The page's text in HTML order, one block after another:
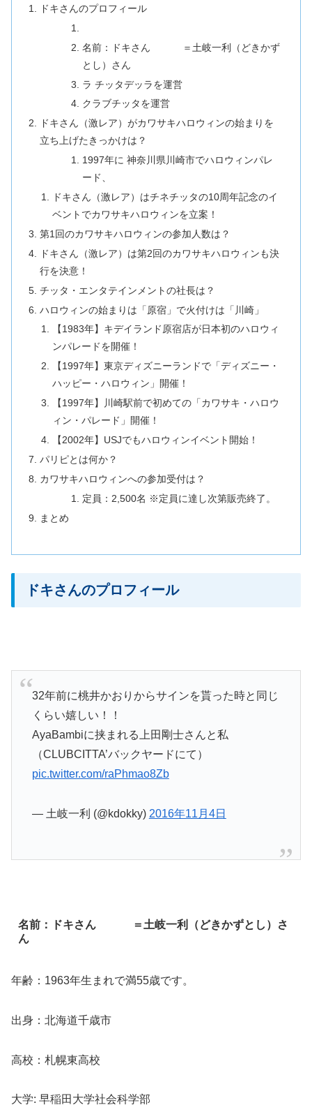
ドキさんのプロフィール
名前：ドキさん ＝土岐一利（どきかず
とし）さん
ラ チッタデッラを運営
クラブチッタを運営
ドキさん（激レア）がカワサキハロウィンの始まりを
立ち上げたきっかけは？
1997年に 神奈川県川崎市でハロウィンパレ
ード、
ドキさん（激レア）はチネチッタの10周年記念のイ
ベントでカワサキハロウィンを立案！
第1回のカワサキハロウィンの参加人数は？
ドキさん（激レア）は第2回のカワサキハロウィンも決
行を決意！
チッタ・エンタテインメントの社長は？
ハロウィンの始まりは「原宿」で火付けは「川崎」
【1983年】キデイランド原宿店が日本初のハロウィ
ンパレードを開催！
【1997年】東京ディズニーランドで「ディズニー・
ハッピー・ハロウィン」開催！
【1997年】川崎駅前で初めての「カワサキ・ハロウ
ィン・パレード」開催！
【2002年】USJでもハロウィンイベント開始！
パリピとは何か？
カワサキハロウィンへの参加受付は？
定員：2,500名 ※定員に達し次第販売終了。
まとめ
ドキさんのプロフィール
32年前に桃井かおりからサインを貰った時と同じ
くらい嬉しい！！
AyaBambiに挟まれる上田剛士さんと私
（CLUBCITTA’バックヤードにて）
pic.twitter.com/raPhmao8Zb
— 土岐一利 (@kdokky) 2016年11月4日
名前：ドキさん ＝土岐一利（どきかずとし）さ
ん
年齢：1963年生まれで満55歳です。
出身：北海道千歳市
高校：札幌東高校
大学: 早稲田大学社会科学部